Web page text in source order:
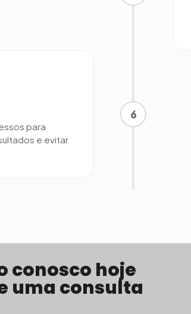
6
para
e evitar
conosco hoje
uma consulta